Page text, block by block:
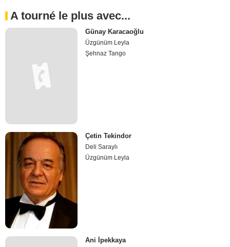
A tourné le plus avec...
Günay Karacaoğlu
Üzgünüm Leyla
Şehnaz Tango
Çetin Tekindor
Deli Saraylı
Üzgünüm Leyla
Ani İpekkaya